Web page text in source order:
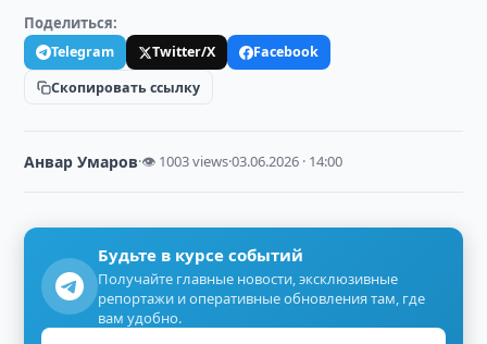
Поделиться:
Telegram Twitter/X
Facebook
Скопировать ссылку
Анвар Умаров·👁 1003 views·03.06.2026 · 14:00
Будьте в курсе событий
Получайте главные новости, эксклюзивные
репортажи и оперативные обновления там, где
вам удобно.